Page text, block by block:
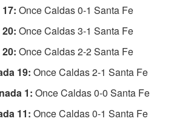
Once Caldas 0-1 Santa Fe
Once Caldas 3-1 Santa Fe
Once Caldas 2-2 Santa Fe
19: Once Caldas 2-1 Santa Fe
1: Once Caldas 0-0 Santa Fe
11: Once Caldas 0-1 Santa Fe